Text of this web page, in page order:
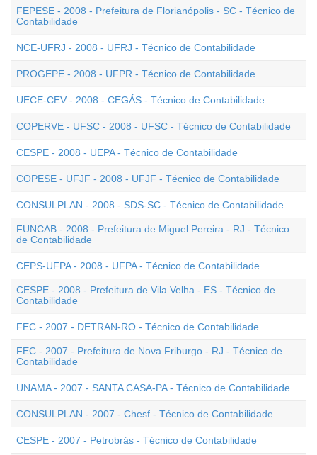
FEPESE - 2008 - Prefeitura de Florianópolis - SC - Técnico de
Contabilidade
NCE-UFRJ - 2008 - UFRJ - Técnico de Contabilidade
PROGEPE - 2008 - UFPR - Técnico de Contabilidade
UECE-CEV - 2008 - CEGÁS - Técnico de Contabilidade
COPERVE - UFSC - 2008 - UFSC - Técnico de Contabilidade
CESPE - 2008 - UEPA - Técnico de Contabilidade
COPESE - UFJF - 2008 - UFJF - Técnico de Contabilidade
CONSULPLAN - 2008 - SDS-SC - Técnico de Contabilidade
FUNCAB - 2008 - Prefeitura de Miguel Pereira - RJ - Técnico
de Contabilidade
CEPS-UFPA - 2008 - UFPA - Técnico de Contabilidade
CESPE - 2008 - Prefeitura de Vila Velha - ES - Técnico de
Contabilidade
FEC - 2007 - DETRAN-RO - Técnico de Contabilidade
FEC - 2007 - Prefeitura de Nova Friburgo - RJ - Técnico de
Contabilidade
UNAMA - 2007 - SANTA CASA-PA - Técnico de Contabilidade
CONSULPLAN - 2007 - Chesf - Técnico de Contabilidade
CESPE - 2007 - Petrobrás - Técnico de Contabilidade